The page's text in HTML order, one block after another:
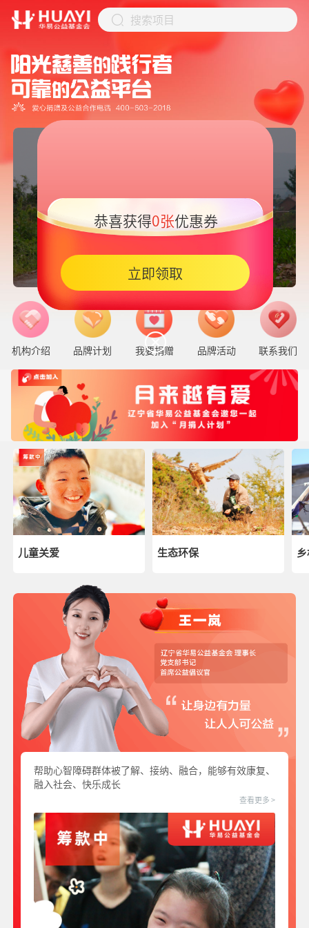
搜索项目
05:45
机构介绍 品牌计划 我要捐赠 品牌活动 联系我们
儿童关爱 生态环保
帮助心智障碍群体被了解、接纳、融合，能够有效康复、
融入社会、快乐成长
查看更多 >
恭喜获得0张优惠券
立即领取